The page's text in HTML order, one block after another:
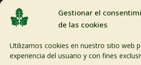
Gestionar el
de las cookies
Utilizamos cookies en nuestro sitio web
experiencia del usuario y con fines
CRÉDITOS:
Aviso Legal